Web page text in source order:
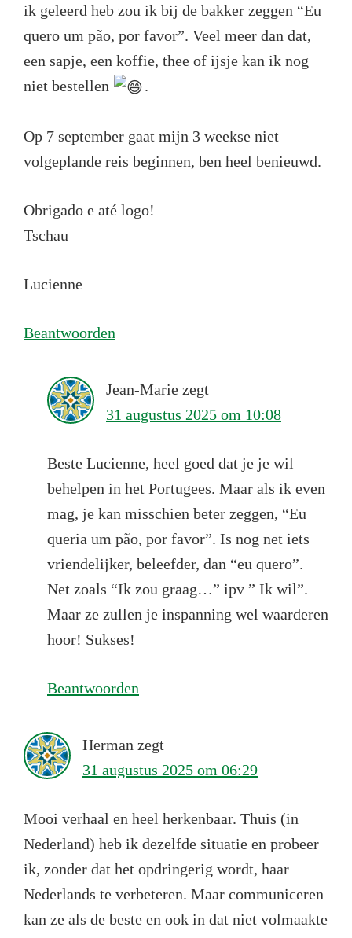
ik geleerd heb zou ik bij de bakker zeggen “Eu
quero um pão, por favor”. Veel meer dan dat,
een sapje, een koffie, thee of ijsje kan ik nog
niet bestellen
.
Op 7 september gaat mijn 3 weekse niet
volgeplande reis beginnen, ben heel benieuwd.
Obrigado e até logo!
Tschau
Lucienne
Beantwoorden
Jean-Marie zegt
31 augustus 2025 om 10:08
Beste Lucienne, heel goed dat je je wil
behelpen in het Portugees. Maar als ik even
mag, je kan misschien beter zeggen, “Eu
queria um pão, por favor”. Is nog net iets
vriendelijker, beleefder, dan “eu quero”.
Net zoals “Ik zou graag…” ipv ” Ik wil”.
Maar ze zullen je inspanning wel waarderen
hoor! Sukses!
Beantwoorden
Herman zegt
31 augustus 2025 om 06:29
Mooi verhaal en heel herkenbaar. Thuis (in
Nederland) heb ik dezelfde situatie en probeer
ik, zonder dat het opdringerig wordt, haar
Nederlands te verbeteren. Maar communiceren
kan ze als de beste en ook in dat niet volmaakte